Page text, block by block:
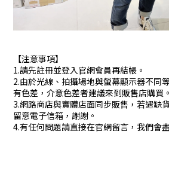
【注意事項】
1.請先註冊並登入官網會員再結帳。
2.由於光線、拍攝場地與螢幕顯示器不同
有色差，介意色差者建議來到販售店購買。
3.網路商店與實體店面同步販售，若遇缺
留意電子信箱，謝謝。
4.有任何問題請直接在官網留言，我們會